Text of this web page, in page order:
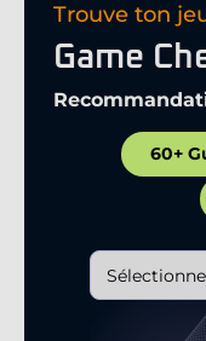
Trouve ton
Game
60+